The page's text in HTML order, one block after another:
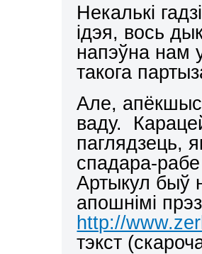
Некалькі
ідэя, вось
напэўна нам
такога
Але,
ваду.
паглядзець,
спадара-
Артыкул быў
апошнімі
http://
тэкст